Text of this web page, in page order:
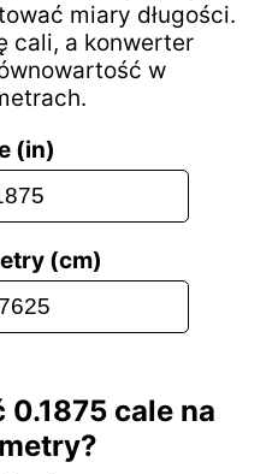
miary długości.
cali, a konwerter
w
(in)
(cm)
cale na